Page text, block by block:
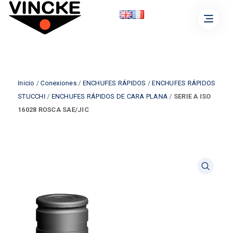
Inicio /Conexiones/ ENCHUFES RÁPIDOS /ENCHUFES RÁPIDOS
STUCCHI / ENCHUFES RÁPIDOS DE CARA PLANA / SERIE A ISO
16028 ROSCA SAE/JIC